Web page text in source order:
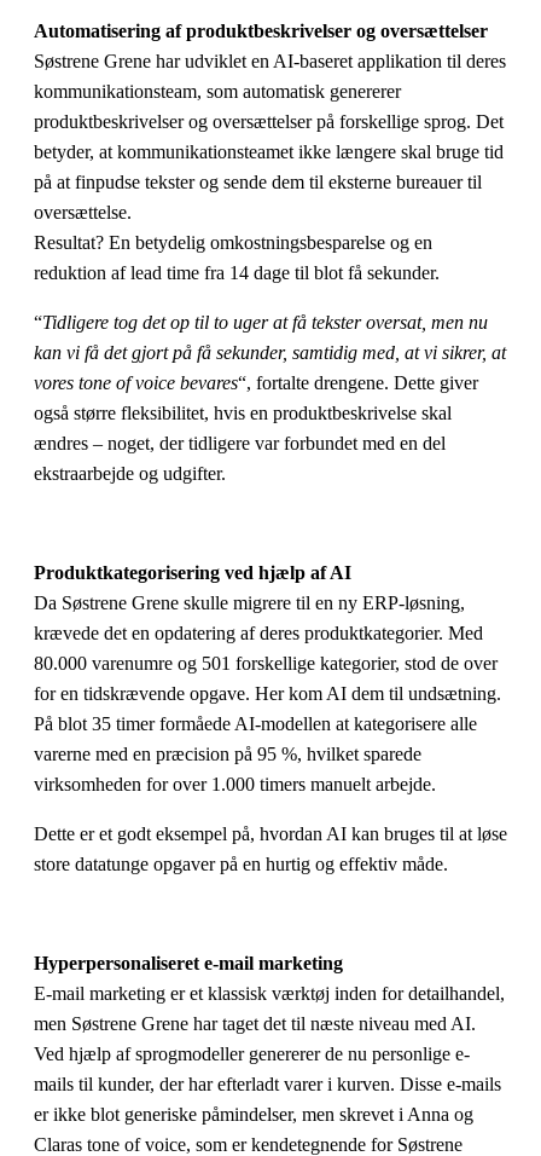
Automatisering af produktbeskrivelser og oversættelser
Søstrene Grene har udviklet en AI-baseret applikation til deres
kommunikationsteam, som automatisk genererer
produktbeskrivelser og oversættelser på forskellige sprog. Det
betyder, at kommunikationsteamet ikke længere skal bruge tid
på at finpudse tekster og sende dem til eksterne bureauer til
oversættelse.
Resultat? En betydelig omkostningsbesparelse og en
reduktion af lead time fra 14 dage til blot få sekunder.
“Tidligere tog det op til to uger at få tekster oversat, men nu
kan vi få det gjort på få sekunder, samtidig med, at vi sikrer, at
vores tone of voice bevares“, fortalte drengene. Dette giver
også større fleksibilitet, hvis en produktbeskrivelse skal
ændres – noget, der tidligere var forbundet med en del
ekstraarbejde og udgifter.
Produktkategorisering ved hjælp af AI
Da Søstrene Grene skulle migrere til en ny ERP-løsning,
krævede det en opdatering af deres produktkategorier. Med
80.000 varenumre og 501 forskellige kategorier, stod de over
for en tidskrævende opgave. Her kom AI dem til undsætning.
På blot 35 timer formåede AI-modellen at kategorisere alle
varerne med en præcision på 95 %, hvilket sparede
virksomheden for over 1.000 timers manuelt arbejde.
Dette er et godt eksempel på, hvordan AI kan bruges til at løse
store datatunge opgaver på en hurtig og effektiv måde.
Hyperpersonaliseret e-mail marketing
E-mail marketing er et klassisk værktøj inden for detailhandel,
men Søstrene Grene har taget det til næste niveau med AI.
Ved hjælp af sprogmodeller genererer de nu personlige e-
mails til kunder, der har efterladt varer i kurven. Disse e-mails
er ikke blot generiske påmindelser, men skrevet i Anna og
Claras tone of voice, som er kendetegnende for Søstrene